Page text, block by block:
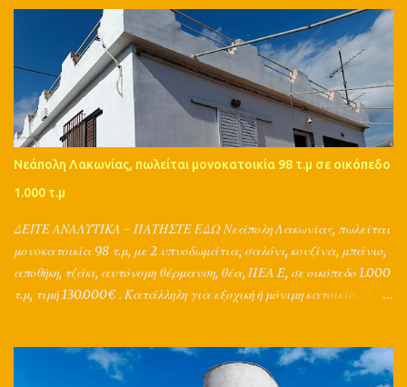
Νεάπολη Λακωνίας, πωλείται μονοκατοικία 98 τ.μ σε οικόπεδο
1.000 τ.μ
ΔΕΙΤΕ ΑΝΑΛΥΤΙΚΑ - ΠΑΤΗΣΤΕ ΕΔΩ Νεάπολη Λακωνίας, πωλείται
μονοκατοικία 98 τ.μ, με 2 υπνοδωμάτια, σαλόνι, κουζίνα, μπάνιο,
αποθήκη, τζάκι, αυτόνομη θέρμανση, θέα, ΠΕΑ Ε, σε οικόπεδο 1.000
τ.μ, τιμή 130.000€ . Κατάλληλη για εξοχική ή μόνιμη κατοικία. Τα
αγoρά, πώληση, ενοικίαση, αντιπαροχή, ανταλλαγή, διαχείριση,
εκτίμηση, δανειοδότηση, ασφάλιση ενός ακινήτου, με τη